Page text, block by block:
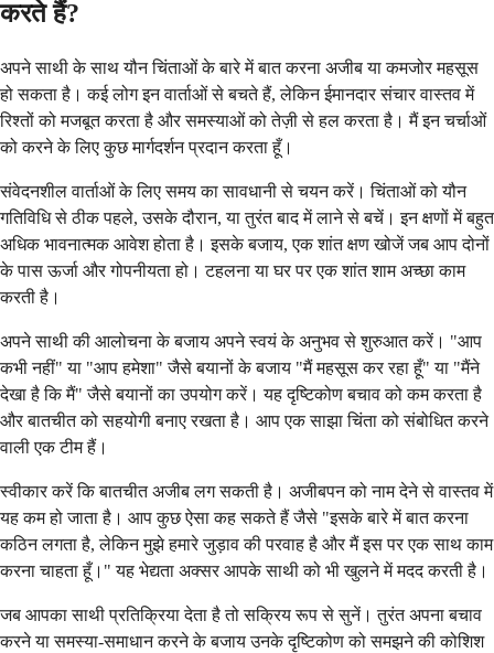
करते हैं?
अपने साथी के साथ यौन चिंताओं के बारे में बात करना अजीब या कमजोर महसूस
हो सकता है। कई लोग इन वार्ताओं से बचते हैं, लेकिन ईमानदार संचार वास्तव में
रिश्तों को मजबूत करता है और समस्याओं को तेज़ी से हल करता है। मैं इन चर्चाओं
को करने के लिए कुछ मार्गदर्शन प्रदान करता हूँ।
संवेदनशील वार्ताओं के लिए समय का सावधानी से चयन करें। चिंताओं को यौन
गतिविधि से ठीक पहले, उसके दौरान, या तुरंत बाद में लाने से बचें। इन क्षणों में बहुत
अधिक भावनात्मक आवेश होता है। इसके बजाय, एक शांत क्षण खोजें जब आप दोनों
के पास ऊर्जा और गोपनीयता हो। टहलना या घर पर एक शांत शाम अच्छा काम
करती है।
अपने साथी की आलोचना के बजाय अपने स्वयं के अनुभव से शुरुआत करें। "आप
कभी नहीं" या "आप हमेशा" जैसे बयानों के बजाय "मैं महसूस कर रहा हूँ" या "मैंने
देखा है कि मैं" जैसे बयानों का उपयोग करें। यह दृष्टिकोण बचाव को कम करता है
और बातचीत को सहयोगी बनाए रखता है। आप एक साझा चिंता को संबोधित करने
वाली एक टीम हैं।
स्वीकार करें कि बातचीत अजीब लग सकती है। अजीबपन को नाम देने से वास्तव में
यह कम हो जाता है। आप कुछ ऐसा कह सकते हैं जैसे "इसके बारे में बात करना
कठिन लगता है, लेकिन मुझे हमारे जुड़ाव की परवाह है और मैं इस पर एक साथ काम
करना चाहता हूँ।" यह भेद्यता अक्सर आपके साथी को भी खुलने में मदद करती है।
जब आपका साथी प्रतिक्रिया देता है तो सक्रिय रूप से सुनें। तुरंत अपना बचाव
करने या समस्या-समाधान करने के बजाय उनके दृष्टिकोण को समझने की कोशिश